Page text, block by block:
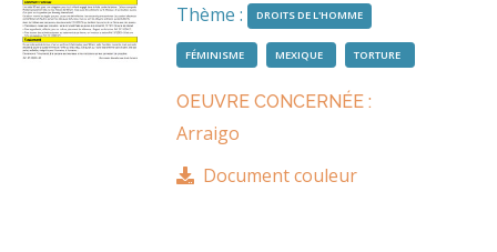
Thème : DROITS DE L'HOMME
FÉMINISME MEXIQUE TORTURE
OEUVRE CONCERNÉE :
Arraigo
Document couleur